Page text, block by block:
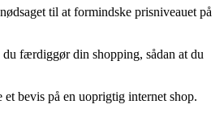
til at formindske prisniveauet på
færdiggør din shopping, sådan at du
bevis på en uoprigtig internet shop.